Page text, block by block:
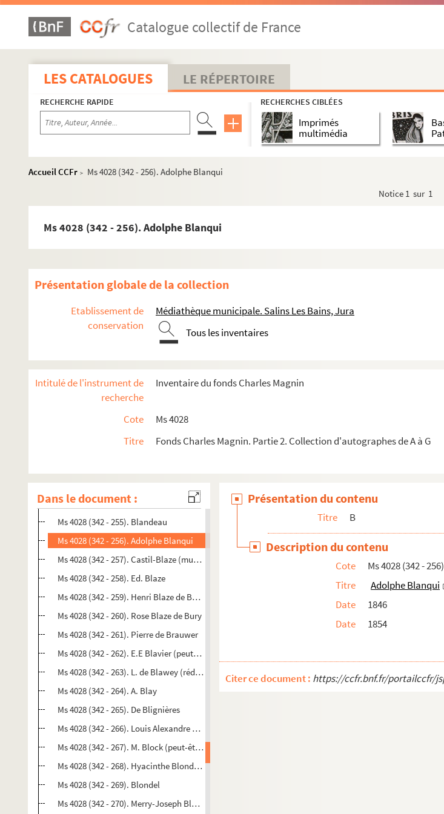
Catalogue collectif de France
LES CATALOGUES LE RÉPERTOIRE
RECHERCHE RAPIDE RECHERCHES CIBLÉES
Imprimés
multimédia
Accueil CCFr >
Ms 4028 (342 - 256). Adolphe Blanqui
Notice 1 sur 1
Ms 4028 (342 - 256). Adolphe Blanqui
Présentation globale de la collection
Etablissement de
conservation
Médiathèque municipale. Salins Les Bains, Jura
Tous les inventaires
Intitulé de l'instrument de
recherche
Inventaire du fonds Charles Magnin
Cote
Ms 4028
Titre
Fonds Charles Magnin. Partie 2. Collection d'autographes de A à G
Dans le document :
Ms 4028 (342 - 229). Jean-Paul Bignon
Ms 4028 (342 - 230). Bignon (probablement Jérôme Frédéric Bignon)
Ms 4028 (342 - 231). Louis Pierre Édouard Bignon
Ms 4028 (342 - 232). Louis Bigo
Ms 4028 (342 - 233). René Billard
Ms 4028 (342 - 234). Billet (imprimeur)
Ms 4028 (342 - 235). Auguste Billiard
Ms 4028 (342 - 236). Mr Billy, professeur de mathématiques à St Cyr
Ms 4028 (342 - 240). Alexandre Bixio
Ms 4028 (342 - 243). De Blair
Ms 4028 (342 - 245). Abbé Blanc
Ms 4028 (342 - 246). Paulin Blanc
Ms 4028 (342 - 248). Louis Blanc
Ms 4028 (342 - 249). Edmond Blanc (secrétaire général au ministère de l’Intérieur)
Ms 4028 (342 - 487). Philibert-François Rouxel de Blanchelande
Ms 4028 (342 - 253). Louis-Alphonse Blanchet (fabricant de pianos)
Ms 4028 (342 - 254). Blancmesnil
Ms 4028 (342 - 255). Blandeau
Ms 4028 (342 - 256). Adolphe Blanqui
Ms 4028 (342 - 257). Castil-Blaze (musicographe, critique musical, compositeur)
Ms 4028 (342 - 258). Ed. Blaze
Ms 4028 (342 - 259). Henri Blaze de Bury
Ms 4028 (342 - 260). Rose Blaze de Bury
Ms 4028 (342 - 261). Pierre de Brauwer
Ms 4028 (342 - 262). E.E Blavier (peut-être Édouard-Ernest Blavier)
Ms 4028 (342 - 263). L. de Blawey (rédacteur au Journal de la langue française, membre de la société
Ms 4028 (342 - 264). A. Blay
Ms 4028 (342 - 265). De Blignières
Ms 4028 (342 - 266). Louis Alexandre Blin de Bourdon
Ms 4028 (342 - 267). M. Block (peut-être Maurice Block)
Ms 4028 (342 - 268). Hyacinthe Blondeau
Ms 4028 (342 - 269). Blondel
Ms 4028 (342 - 270). Merry-Joseph Blondel
Présentation du contenu
Titre B
Description du contenu
Cote
Ms 4028 (342 - 256)
Titre
Adolphe Blanqui
Date
1846
Date
1854
Citer ce document : https://ccfr.bnf.fr/portailccfr/